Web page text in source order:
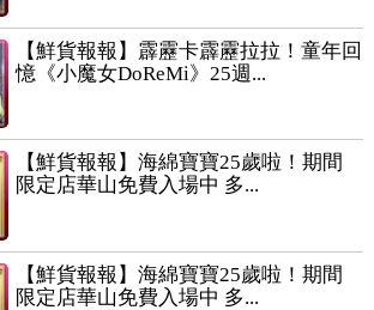
【鮮貨報報】霹靂卡霹靂拉拉！童年回
憶《小魔女DoReMi》25週...
【鮮貨報報】海綿寶寶25歲啦！期間
限定店華山免費入場中 多...
【鮮貨報報】海綿寶寶25歲啦！期間
限定店華山免費入場中 多...